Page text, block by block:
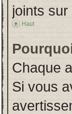
joints
Haut
Chaque
Si vous